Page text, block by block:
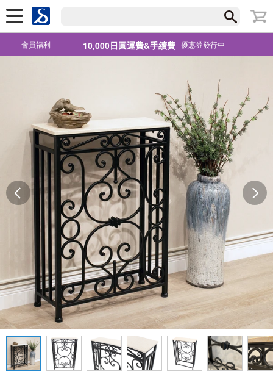
會員福利 10,000日圓運費&手續費 優惠券發行中